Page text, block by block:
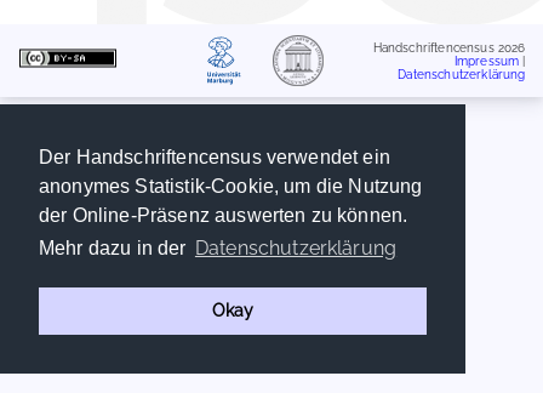
Der Handschriftencensus verwendet ein
anonymes Statistik-Cookie, um die Nutzung
der Online-Präsenz auswerten zu können.
Mehr dazu in der Datenschutzerklärung
Okay
Handschriftencensus 2026
Impressum
Datenschutzerklärung